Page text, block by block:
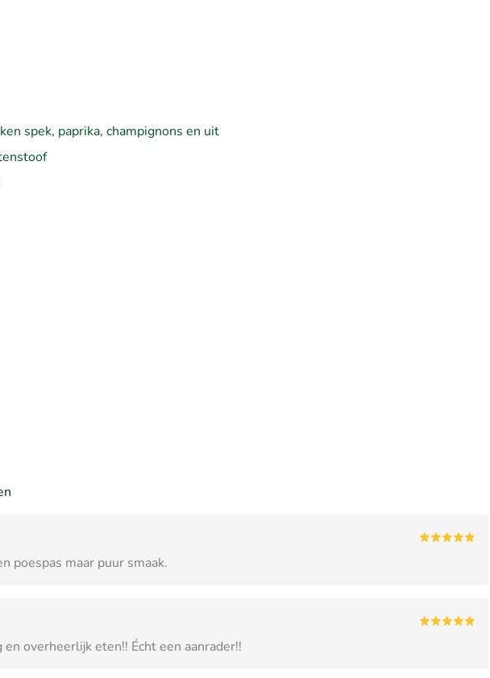
spek, paprika, champignons en uit
poespas maar puur smaak.
overheerlijk eten!! Écht een aanrader!!